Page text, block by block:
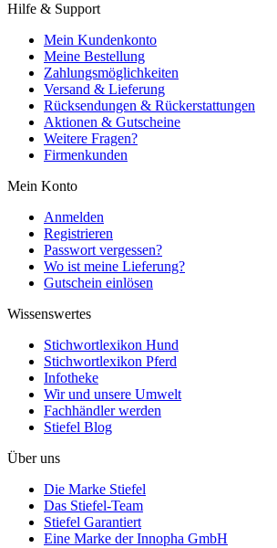
Hilfe & Support
Mein Kundenkonto
Meine Bestellung
Zahlungsmöglichkeiten
Versand & Lieferung
Rücksendungen & Rückerstattungen
Aktionen & Gutscheine
Weitere Fragen?
Firmenkunden
Mein Konto
Anmelden
Registrieren
Passwort vergessen?
Wo ist meine Lieferung?
Gutschein einlösen
Wissenswertes
Stichwortlexikon Hund
Stichwortlexikon Pferd
Infotheke
Wir und unsere Umwelt
Fachhändler werden
Stiefel Blog
Über uns
Die Marke Stiefel
Das Stiefel-Team
Stiefel Garantiert
Eine Marke der Innopha GmbH